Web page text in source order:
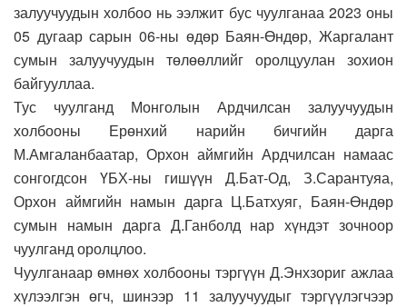
залуучуудын холбоо нь ээлжит бус чуулганаа 2023 оны
05 дугаар сарын 06-ны өдөр Баян-Өндөр, Жаргалант
сумын залуучуудын төлөөллийг оролцуулан зохион
байгууллаа.
​Тус чуулганд Монголын Ардчилсан залуучуудын
холбооны Ерөнхий нарийн бичгийн дарга
М.Амгаланбаатар, Орхон аймгийн Ардчилсан намаас
сонгогдсон ҮБХ-ны гишүүн Д.Бат-Од, З.Сарантуяа,
Орхон аймгийн намын дарга Ц.Батхуяг, Баян-Өндөр
сумын намын дарга Д.Ганболд нар хүндэт зочноор
чуулганд оролцлоо.
Чуулганаар өмнөх холбооны тэргүүн Д.Энхзориг ажлаа
хүлээлгэн өгч, шинээр 11 залуучуудыг тэргүүлэгчээр